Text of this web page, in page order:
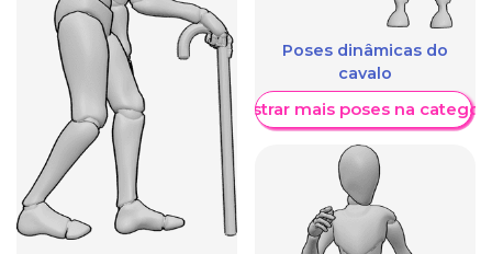
Poses dinâmicas do
cavalo
Mostrar mais poses na